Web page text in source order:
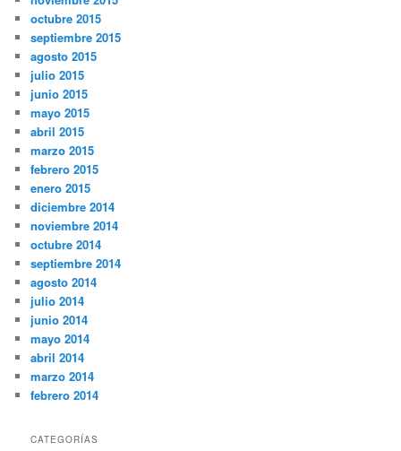
octubre 2015
septiembre 2015
agosto 2015
julio 2015
junio 2015
mayo 2015
abril 2015
marzo 2015
febrero 2015
enero 2015
diciembre 2014
noviembre 2014
octubre 2014
septiembre 2014
agosto 2014
julio 2014
junio 2014
mayo 2014
abril 2014
marzo 2014
febrero 2014
CATEGORÍAS